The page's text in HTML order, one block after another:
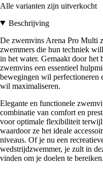
Alle varianten zijn uitverkocht
Beschrijving
De zwemvins Arena Pro Multi
zwemmers die hun techniek
in het water. Gemaakt door het
zwemvins een essentieel
bewegingen wil perfectioneren
wil maximaliseren.
Elegante en functionele
combinatie van comfort en
voor optimale flexibiliteit terwijl
waardoor ze het ideale
niveaus. Of je nu een
wedstrijdzwemmer, je zult in
vinden om je doelen te bereiken.